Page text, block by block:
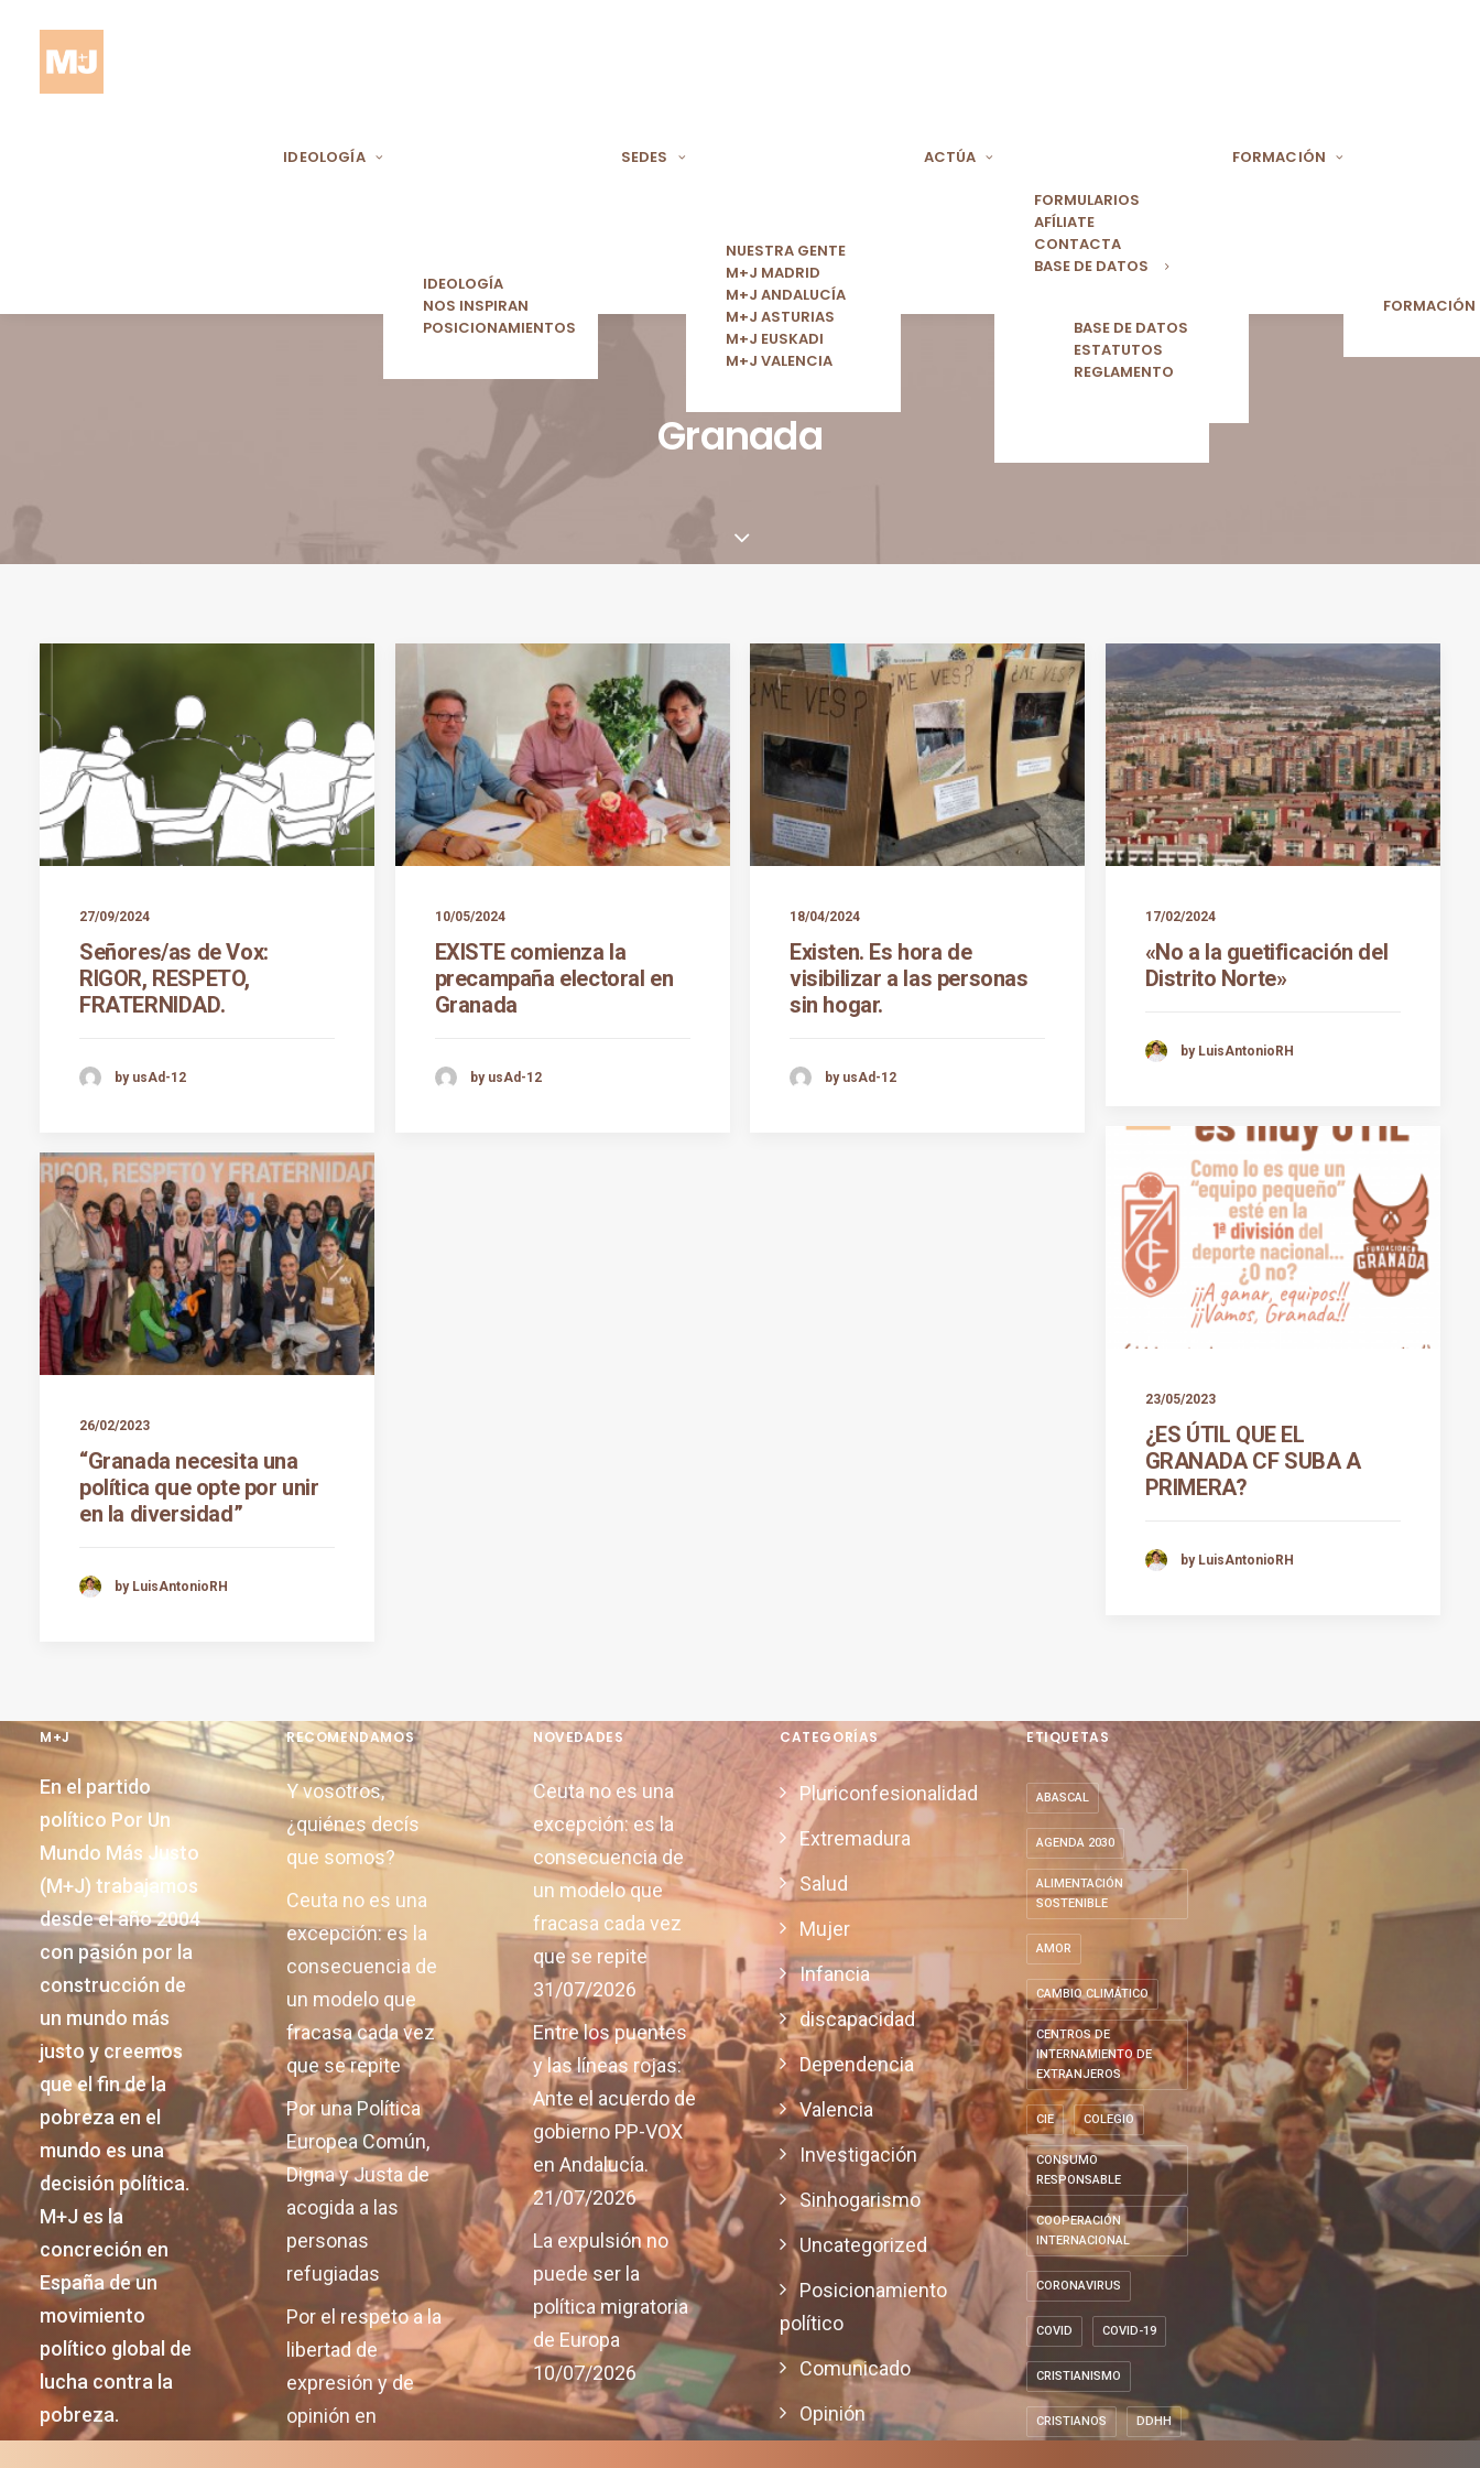
IDEOLOGÍA
IDEOLOGÍA
NOS INSPIRAN
POSICIONAMIENTOS
SEDES
NUESTRA GENTE
M+J MADRID
M+J ANDALUCÍA
M+J ASTURIAS
M+J EUSKADI
M+J VALENCIA
ACTÚA
FORMULARIOS
AFÍLIATE
CONTACTA
BASE DE DATOS
BASE DE DATOS
ESTATUTOS
REGLAMENTO
FORMACIÓN
FORMACIÓN
Granada
27/09/2024
Señores/as de Vox:
RIGOR, RESPETO,
FRATERNIDAD.
by usAd-12
10/05/2024
EXISTE comienza la
precampaña electoral en
Granada
by usAd-12
18/04/2024
Existen. Es hora de
visibilizar a las personas
sin hogar.
by usAd-12
17/02/2024
«No a la guetificación del
Distrito Norte»
by LuisAntonioRH
23/05/2023
¿ES ÚTIL QUE EL
GRANADA CF SUBA A
PRIMERA?
by LuisAntonioRH
26/02/2023
“Granada necesita una
política que opte por unir
en la diversidad”
by LuisAntonioRH
M+J
En el partido
político Por Un
Mundo Más Justo
(M+J) trabajamos
desde el año 2004
con pasión por la
construcción de
un mundo más
justo y creemos
que el fin de la
pobreza en el
mundo es una
decisión política.
M+J es la
concreción en
España de un
movimiento
político global de
lucha contra la
pobreza.
RECOMENDAMOS
Y vosotros,
¿quiénes decís
que somos?
Ceuta no es una
excepción: es la
consecuencia de
un modelo que
fracasa cada vez
que se repite
Por una Política
Europea Común,
Digna y Justa de
acogida a las
personas
refugiadas
Por el respeto a la
libertad de
expresión y de
opinión en
NOVEDADES
Ceuta no es una
excepción: es la
consecuencia de
un modelo que
fracasa cada vez
que se repite
31/07/2026
Entre los puentes
y las líneas rojas:
Ante el acuerdo de
gobierno PP-VOX
en Andalucía.
21/07/2026
La expulsión no
puede ser la
política migratoria
de Europa
10/07/2026
CATEGORÍAS
Pluriconfesionalidad
Extremadura
Salud
Mujer
Infancia
discapacidad
Dependencia
Valencia
Investigación
Sinhogarismo
Uncategorized
Posicionamiento
político
Comunicado
Opinión
ETIQUETAS
ABASCAL
AGENDA 2030
ALIMENTACIÓN
SOSTENIBLE
AMOR
CAMBIO CLIMÁTICO
CENTROS DE
INTERNAMIENTO DE
EXTRANJEROS
CIE COLEGIO
CONSUMO
RESPONSABLE
COOPERACIÓN
INTERNACIONAL
CORONAVIRUS
COVID COVID-19
CRISTIANISMO
CRISTIANOS DDHH